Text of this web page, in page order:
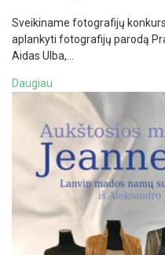
Sveikiname fotografijų
aplankyti fotografijų parodą
Aidas Ulba,…
Daugiau